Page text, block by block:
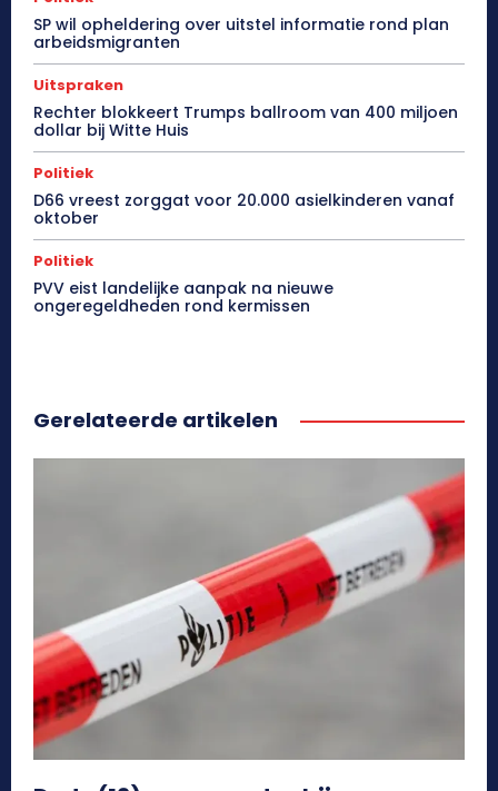
SP wil opheldering over uitstel informatie rond plan
arbeidsmigranten
Uitspraken
Rechter blokkeert Trumps ballroom van 400 miljoen
dollar bij Witte Huis
Politiek
D66 vreest zorggat voor 20.000 asielkinderen vanaf
oktober
Politiek
PVV eist landelijke aanpak na nieuwe
ongeregeldheden rond kermissen
Gerelateerde artikelen